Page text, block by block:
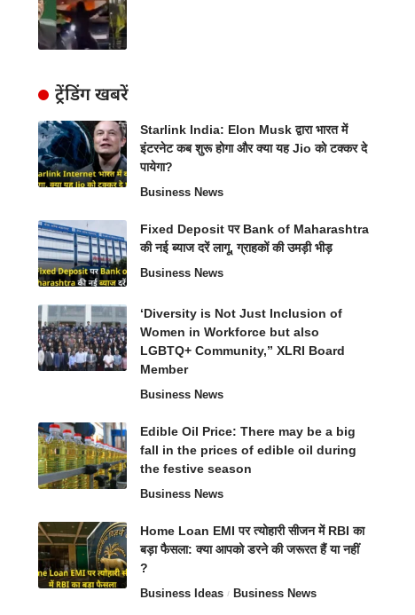
ट्रेंडिंग खबरें
Starlink India: Elon Musk द्वारा भारत में
इंटरनेट कब शुरू होगा और क्या यह Jio को टक्कर दे
पायेगा?
Business News
Fixed Deposit पर Bank of Maharashtra
की नई ब्याज दरें लागू, ग्राहकों की उमड़ी भीड़
Business News
‘Diversity is Not Just Inclusion of
Women in Workforce but also
LGBTQ+ Community,” XLRI Board
Member
Business News
Edible Oil Price: There may be a big
fall in the prices of edible oil during
the festive season
Business News
Home Loan EMI पर त्योहारी सीजन में RBI का
बड़ा फैसला: क्या आपको डरने की जरूरत हैं या नहीं
?
Business Ideas Business News